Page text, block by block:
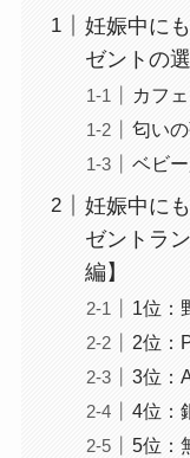
妊娠中に
ゼントの
カフ
匂い
ベビ
妊娠中に
ゼントラ
編】
1位：
2位：
3位：
4位：
5位：